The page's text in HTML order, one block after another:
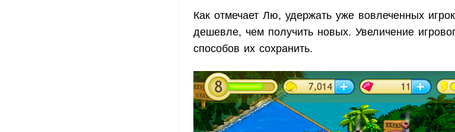
Как отмечает Лю, удержать уже вовлеченных
дешевле, чем получить новых. Увеличение
способов их сохранить.